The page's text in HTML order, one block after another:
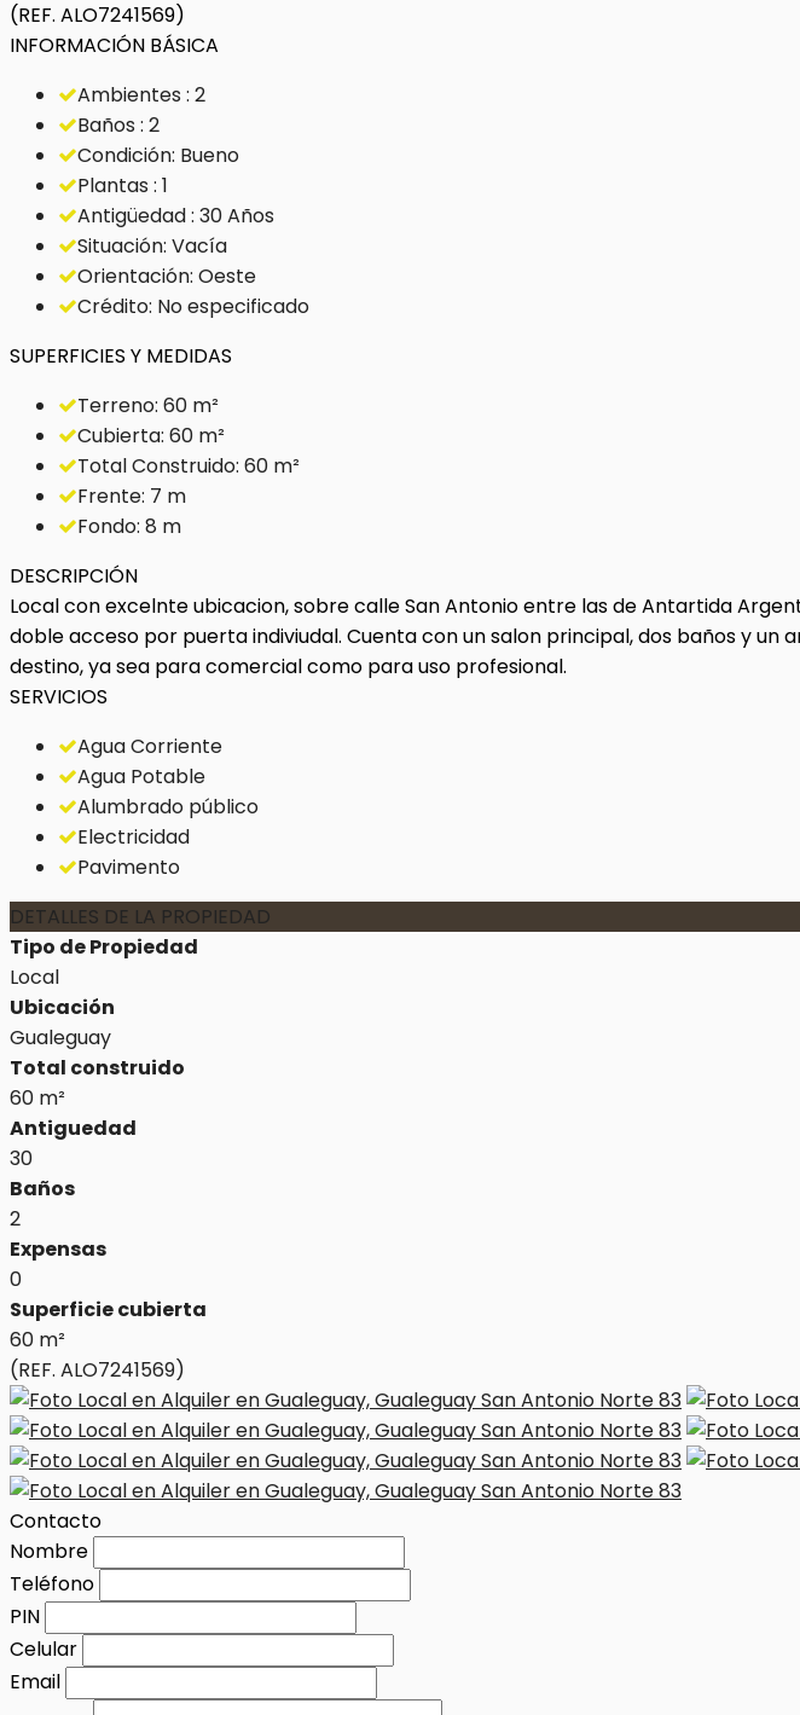
(REF. ALO7241569)
INFORMACIÓN BÁSICA
Ambientes : 2
Baños : 2
Condición: Bueno
Plantas : 1
Antigüedad : 30 Años
Situación: Vacía
Orientación: Oeste
Crédito: No especificado
SUPERFICIES Y MEDIDAS
Terreno: 60 m²
Cubierta: 60 m²
Total Construido: 60 m²
Frente: 7 m
Fondo: 8 m
DESCRIPCIÓN
Local con excelnte ubicacion, sobre calle San Antonio entre las de Antartida
doble acceso por puerta indiviudal. Cuenta con un salon principal, dos baños y
destino, ya sea para comercial como para uso profesional.
SERVICIOS
Agua Corriente
Agua Potable
Alumbrado público
Electricidad
Pavimento
DETALLES DE LA PROPIEDAD
Tipo de Propiedad
Local
Ubicación
Gualeguay
Total construido
60 m²
Antiguedad
30
Baños
2
Expensas
0
Superficie cubierta
60 m²
(REF. ALO7241569)
Contacto
Nombre
Teléfono
PIN
Celular
Email